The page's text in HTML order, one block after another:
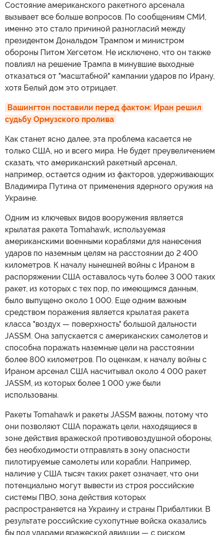
Состояние американского ракетного арсенала
вызывает все больше вопросов. По сообщениям СМИ,
именно это стало причиной разногласий между
президентом Дональдом Трампом и министром
обороны Питом Хегсетом. Не исключено, что он также
повлиял на решение Трампа в минувшие выходные
отказаться от "масштабной" кампании ударов по Ирану,
хотя Белый дом это отрицает.
Вашингтон поставили перед фактом: Иран решил
судьбу Ормузского пролива
Как станет ясно далее, эта проблема касается не
только США, но и всего мира. Не будет преувеличением
сказать, что американский ракетный арсенал,
например, остается одним из факторов, удерживающих
Владимира Путина от применения ядерного оружия на
Украине.
Одним из ключевых видов вооружения является
крылатая ракета Tomahawk, используемая
американскими военными кораблями для нанесения
ударов по наземным целям на расстоянии до 2 400
километров. К началу нынешней войны с Ираном в
распоряжении США оставалось чуть более 3 000 таких
ракет, из которых с тех пор, по имеющимся данным,
было выпущено около 1 000. Еще одним важным
средством поражения является крылатая ракета
класса "воздух — поверхность" большой дальности
JASSM. Она запускается с американских самолетов и
способна поражать наземные цели на расстоянии
более 800 километров. По оценкам, к началу войны с
Ираном арсенал США насчитывал около 4 000 ракет
JASSM, из которых более 1 000 уже были
использованы.
Ракеты Tomahawk и ракеты JASSM важны, потому что
они позволяют США поражать цели, находящиеся в
зоне действия вражеской противовоздушной обороны,
без необходимости отправлять в зону опасности
пилотируемые самолеты или корабли. Например,
наличие у США тысяч таких ракет означает, что они
потенциально могут вывести из строя российские
системы ПВО, зона действия которых
распространяется на Украину и страны Прибалтики. В
результате российские сухопутные войска оказались
бы под ударами вражеской авиации — с риском